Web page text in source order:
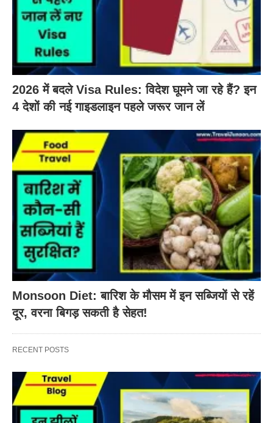
2026 में बदले Visa Rules: विदेश घूमने जा रहे हैं? इन
4 देशों की नई गाइडलाइन पहले जरूर जान लें
Monsoon Diet: बारिश के मौसम में इन सब्जियों से रहें
दूर, वरना बिगड़ सकती है सेहत!
RECENT POSTS